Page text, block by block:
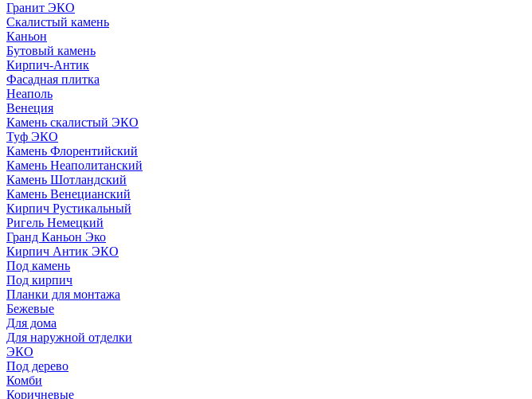
Гранит ЭКО
Скалистый камень
Каньон
Бутовый камень
Кирпич-Антик
Фасадная плитка
Неаполь
Венеция
Камень скалистый ЭКО
Туф ЭКО
Камень Флорентийский
Камень Неаполитанский
Камень Шотландский
Камень Венецианский
Кирпич Рустикальный
Ригель Немецкий
Гранд Каньон Эко
Кирпич Антик ЭКО
Под камень
Под кирпич
Планки для монтажа
Бежевые
Для дома
Для наружной отделки
ЭКO
Под дерево
Комби
Коричневые